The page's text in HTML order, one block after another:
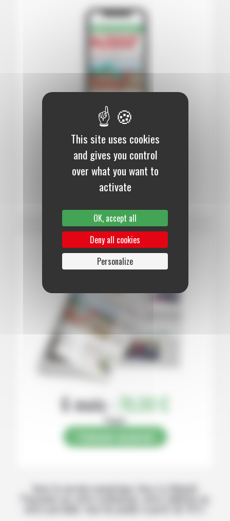
12 mois :99,00 €
Numérique
S’abonner au journal
6 mois : 78,00 €
Papier
Avec la version numérique, lisez La Volonté
Paysanne sur votre ordinateur, votre tablette ou
This site uses cookies
and gives you control
over what you want to
activate
OK, accept all
Deny all cookies
Personalize